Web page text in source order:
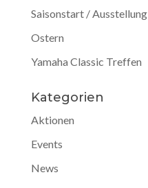
Saisonstart / Ausstellung
Ostern
Yamaha Classic Treffen
Kategorien
Aktionen
Events
News